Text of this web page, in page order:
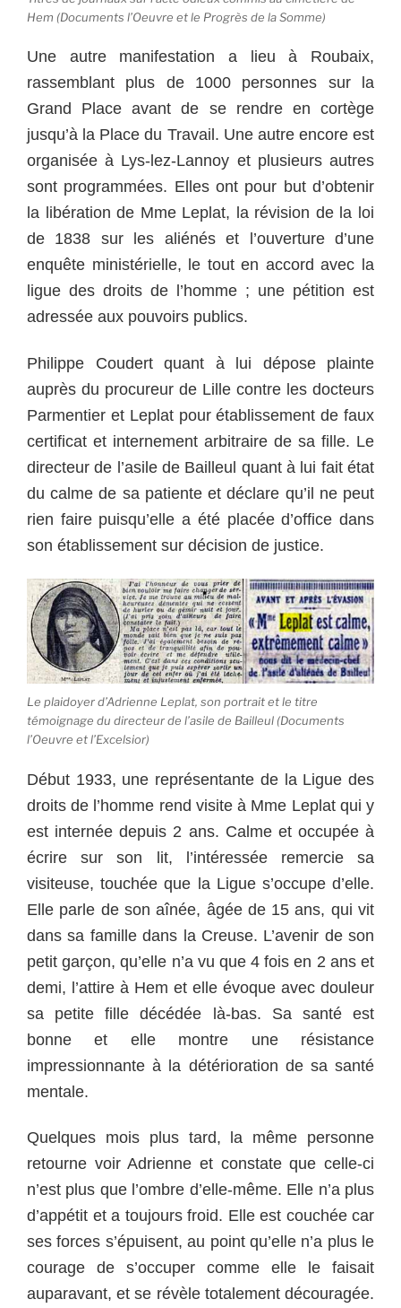
Hem (Documents l’Oeuvre et le Progrès de la Somme)
Une autre manifestation a lieu à Roubaix,
rassemblant plus de 1000 personnes sur la
Grand Place avant de se rendre en cortège
jusqu’à la Place du Travail. Une autre encore est
organisée à Lys-lez-Lannoy et plusieurs autres
sont programmées. Elles ont pour but d’obtenir
la libération de Mme Leplat, la révision de la loi
de 1838 sur les aliénés et l’ouverture d’une
enquête ministérielle, le tout en accord avec la
ligue des droits de l’homme ; une pétition est
adressée aux pouvoirs publics.
Philippe Coudert quant à lui dépose plainte
auprès du procureur de Lille contre les docteurs
Parmentier et Leplat pour établissement de faux
certificat et internement arbitraire de sa fille. Le
directeur de l’asile de Bailleul quant à lui fait état
du calme de sa patiente et déclare qu’il ne peut
rien faire puisqu’elle a été placée d’office dans
son établissement sur décision de justice.
Le plaidoyer d’Adrienne Leplat, son portrait et le titre
témoignage du directeur de l’asile de Bailleul (Documents
l’Oeuvre et l’Excelsior)
Début 1933, une représentante de la Ligue des
droits de l’homme rend visite à Mme Leplat qui y
est internée depuis 2 ans. Calme et occupée à
écrire sur son lit, l’intéressée remercie sa
visiteuse, touchée que la Ligue s’occupe d’elle.
Elle parle de son aînée, âgée de 15 ans, qui vit
dans sa famille dans la Creuse. L’avenir de son
petit garçon, qu’elle n’a vu que 4 fois en 2 ans et
demi, l’attire à Hem et elle évoque avec douleur
sa petite fille décédée là-bas. Sa santé est
bonne et elle montre une résistance
impressionnante à la détérioration de sa santé
mentale.
Quelques mois plus tard, la même personne
retourne voir Adrienne et constate que celle-ci
n’est plus que l’ombre d’elle-même. Elle n’a plus
d’appétit et a toujours froid. Elle est couchée car
ses forces s’épuisent, au point qu’elle n’a plus le
courage de s’occuper comme elle le faisait
auparavant, et se révèle totalement découragée.